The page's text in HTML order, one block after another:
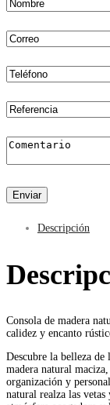
Descripción
Consola de madera
calidez y encanto
Descubre la belleza de
madera natural
organización y
natural realza las